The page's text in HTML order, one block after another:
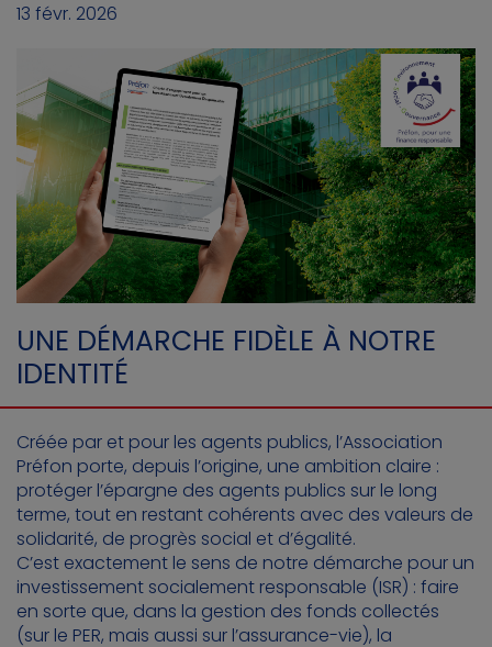
13 févr. 2026
UNE DÉMARCHE FIDÈLE À NOTRE
IDENTITÉ
Créée par et pour les agents publics, l’Association
Préfon porte, depuis l’origine, une ambition claire :
protéger l’épargne des agents publics sur le long
terme, tout en restant cohérents avec des valeurs de
solidarité, de progrès social et d’égalité.
C’est exactement le sens de notre démarche pour un
investissement socialement responsable (ISR) : faire
en sorte que, dans la gestion des fonds collectés
(sur le PER, mais aussi sur l’assurance-vie), la